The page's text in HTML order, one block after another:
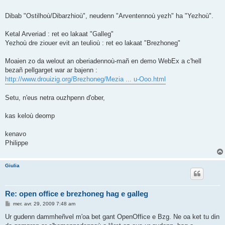
Dibab "Ostilhoù/Dibarzhioù", neudenn "Arventennoù yezh" ha "Yezhoù".
Ketal Arveriad : ret eo lakaat "Galleg"
Yezhoù dre ziouer evit an teulioù : ret eo lakaat "Brezhoneg"
Moaien zo da welout an oberiadennoù-mañ en demo WebEx a c'hell
bezañ pellgarget war ar bajenn :
http://www.drouizig.org/Brezhoneg/Mezia ... u-Ooo.html
Setu, n'eus netra ouzhpenn d'ober,
kas keloù deomp
kenavo
Philippe
Giulia
Re: open office e brezhoneg hag e galleg
M
s
mer. avr. 29, 2009 7:48 am
Ur gudenn dammheñvel m'oa bet gant OpenOffice e Bzg. Ne oa ket tu din